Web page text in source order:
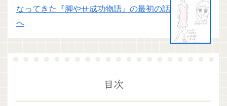
なってきた『脚やせ成功物語』の最初の話
へ
目次